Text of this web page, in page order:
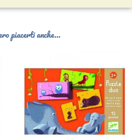
piacerti anche...